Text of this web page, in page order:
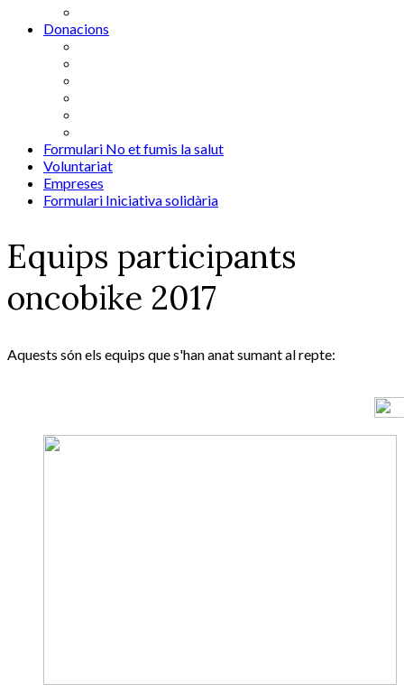
Donacions
Formulari No et fumis la salut
Voluntariat
Empreses
Formulari Iniciativa solidària
Equips participants
oncobike 2017
Aquests són els equips que s'han anat sumant al repte: